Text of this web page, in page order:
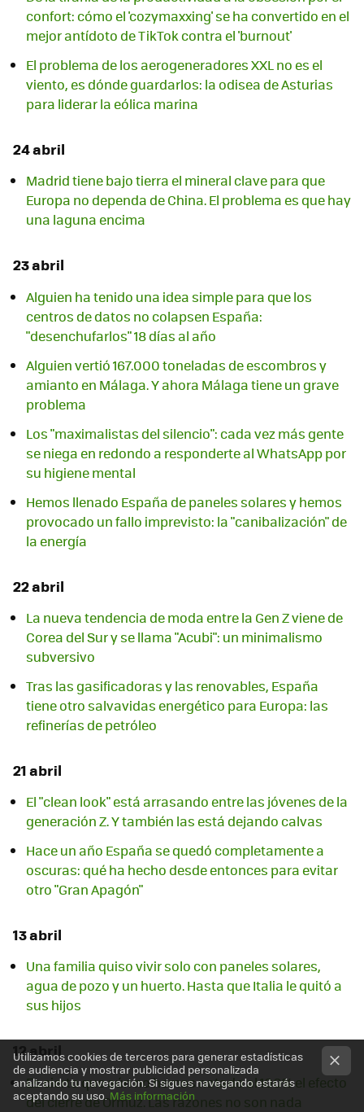
confort: cómo el 'cozymaxxing' se ha convertido en el
mejor antídoto de TikTok contra el 'burnout'
El problema de los aerogeneradores XXL no es el
viento, es dónde guardarlos: la odisea de Asturias
para liderar la eólica marina
24 abril
Madrid tiene bajo tierra el mineral clave para que
Europa no dependa de China. El problema es que hay
una laguna encima
23 abril
Alguien ha tenido una idea simple para que los
centros de datos no colapsen España:
"desenchufarlos" 18 días al año
Alguien vertió 167.000 toneladas de escombros y
amianto en Málaga. Y ahora Málaga tiene un grave
problema
Los "maximalistas del silencio": cada vez más gente
se niega en redondo a responderte al WhatsApp por
su higiene mental
Hemos llenado España de paneles solares y hemos
provocado un fallo imprevisto: la "canibalización" de
la energía
22 abril
La nueva tendencia de moda entre la Gen Z viene de
Corea del Sur y se llama "Acubi": un minimalismo
subversivo
Tras las gasificadoras y las renovables, España
tiene otro salvavidas energético para Europa: las
refinerías de petróleo
21 abril
El "clean look" está arrasando entre las jóvenes de la
generación Z. Y también las está dejando calvas
Hace un año España se quedó completamente a
oscuras: qué ha hecho desde entonces para evitar
otro "Gran Apagón"
13 abril
Una familia quiso vivir solo con paneles solares,
agua de pozo y un huerto. Hasta que Italia le quitó a
sus hijos
12 abril
Es cierto que aún no hemos notado al 100% el efecto
del cierre de Ormuz. Las razones no son nada
Utilizamos cookies de terceros para generar estadísticas
de audiencia y mostrar publicidad personalizada
analizando tu navegación. Si sigues navegando estarás
aceptando su uso.Más información